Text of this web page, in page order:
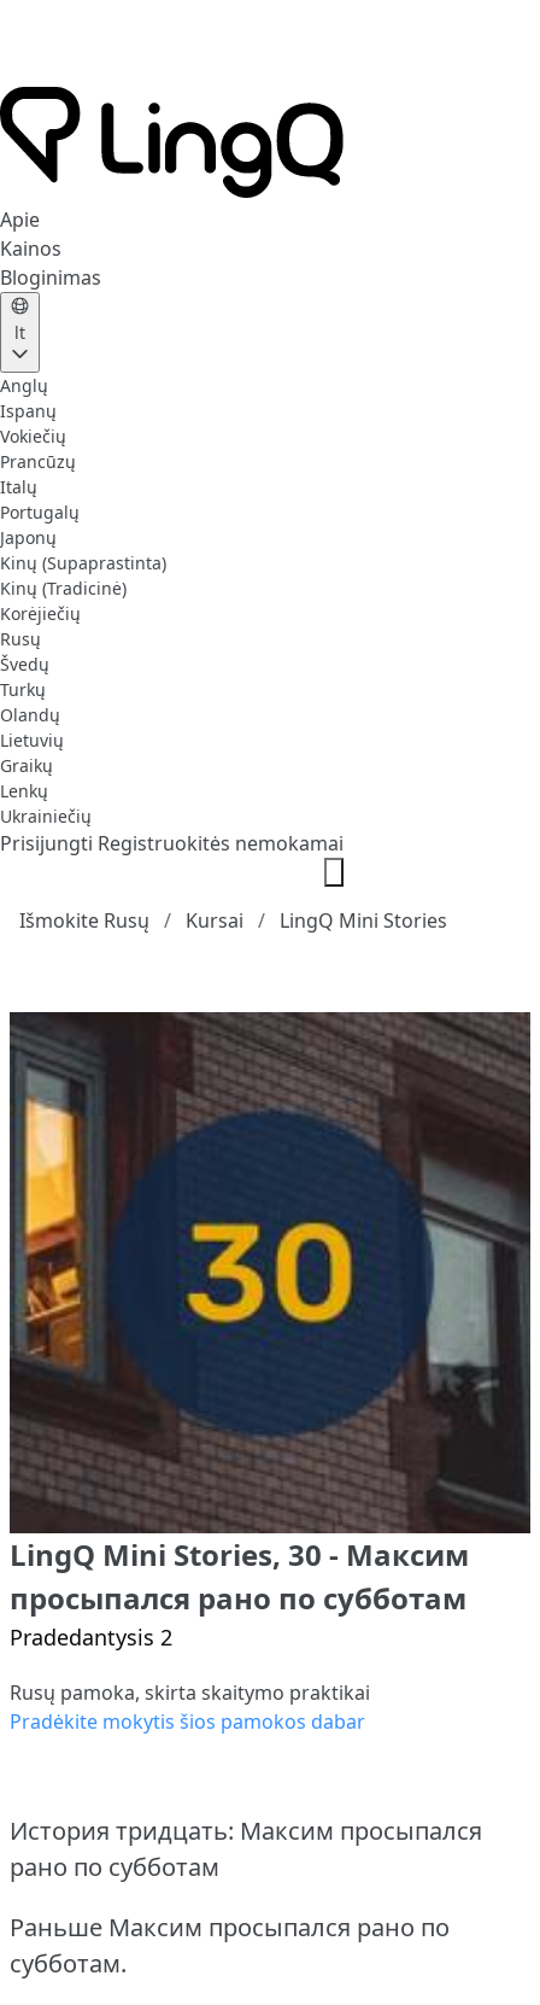
Apie
Kainos
Bloginimas
lt
Anglų
Ispanų
Vokiečių
Prancūzų
Italų
Portugalų
Japonų
Kinų (Supaprastinta)
Kinų (Tradicinė)
Korėjiečių
Rusų
Švedų
Turkų
Olandų
Lietuvių
Graikų
Lenkų
Ukrainiečių
Prisijungti Registruokitės nemokamai
Išmokite Rusų Kursai LingQ Mini Stories
LingQ Mini Stories, 30 - Максим
просыпался рано по субботам
Pradedantysis 2
Rusų pamoka, skirta skaitymo praktikai
Pradėkite mokytis šios pamokos dabar
История тридцать: Максим просыпался
рано по субботам
Раньше Максим просыпался рано по
субботам.